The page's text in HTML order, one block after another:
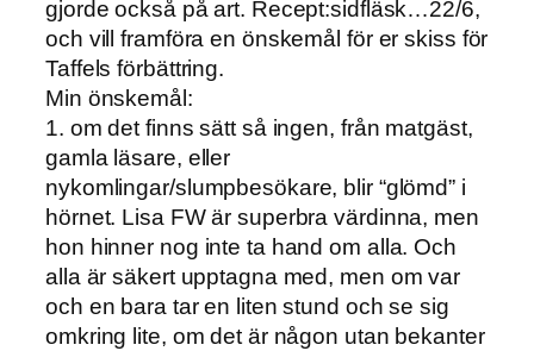
gjorde också på art. Recept:sidfläsk…22/6,
och vill framföra en önskemål för er skiss för
Taffels förbättring.
Min önskemål:
1. om det finns sätt så ingen, från matgäst,
gamla läsare, eller
nykomlingar/slumpbesökare, blir “glömd” i
hörnet. Lisa FW är superbra värdinna, men
hon hinner nog inte ta hand om alla. Och
alla är säkert upptagna med, men om var
och en bara tar en liten stund och se sig
omkring lite, om det är någon utan bekanter